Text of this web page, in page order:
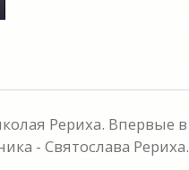
Рериха. Впервые в
- Святослава Рериха.